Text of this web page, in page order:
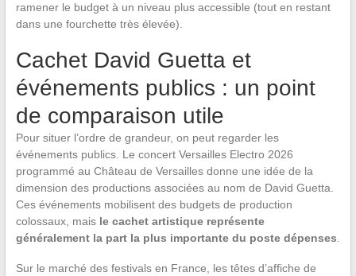
ramener le budget à un niveau plus accessible (tout en restant
dans une fourchette très élevée).
Cachet David Guetta et
événements publics : un point
de comparaison utile
Pour situer l’ordre de grandeur, on peut regarder les
événements publics. Le concert Versailles Electro 2026
programmé au Château de Versailles donne une idée de la
dimension des productions associées au nom de David Guetta.
Ces événements mobilisent des budgets de production
colossaux, mais le cachet artistique représente
généralement la part la plus importante du poste dépenses.
Sur le marché des festivals en France, les têtes d’affiche de